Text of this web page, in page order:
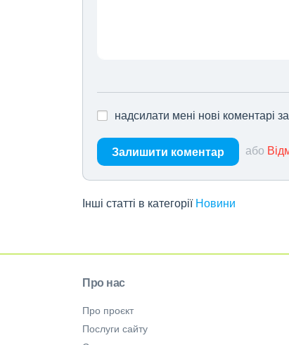
надсилати мені нові коментарі
Залишити коментар або
Інші статті в категорії Новини
Про нас
Про проєкт
Послуги сайту